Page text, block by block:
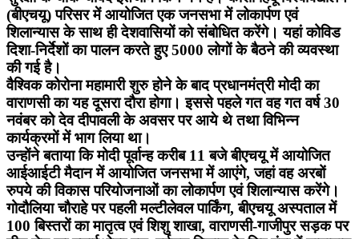
(बीएचयू) परिसर में आयोजित एक जनसभा में लोकार्पण एवं
शिलान्यास के साथ ही देशवासियों को संबोधित करेंगे। यहां कोविड
दिशा-निर्देशों का पालन करते हुए 5000 लोगों के बैठने की व्यवस्था
की गई है।
वैश्विक कोरोना महामारी शुरु होने के बाद प्रधानमंत्री मोदी का
वाराणसी का यह दूसरा दौरा होगा। इससे पहले गत वह गत वर्ष 30
नवंबर को देव दीपावली के अवसर पर आये थे तथा विभिन्न
कार्यक्रमों में भाग लिया था।
उन्होंने बताया कि मोदी पूर्वान्ह करीब 11 बजे बीएचयू में आयोजित
आईआईटी मैदान में आयोजित जनसभा में आएंगे, जहां वह अरबों
रुपये की विकास परियोजनाओं का लोकार्पण एवं शिलान्यास करेंगे।
गोदौलिया चौराहे पर पहली मल्टीलेवल पार्किंग, बीएचयू अस्पताल में
100 बिस्तरों का मातृत्व एवं शिशु शाखा, वाराणसी-गाजीपुर सड़क पर